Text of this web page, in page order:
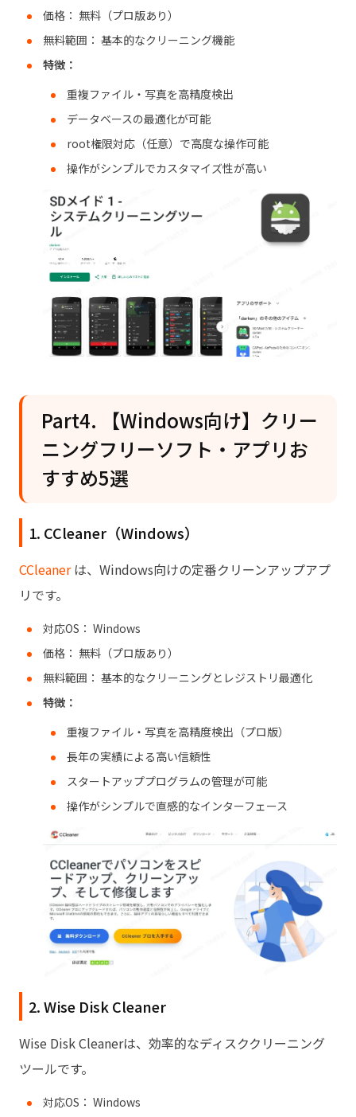
価格： 無料（プロ版あり）
無料範囲： 基本的なクリーニング機能
特徴：
重複ファイル・写真を高精度検出
データベースの最適化が可能
root権限対応（任意）で高度な操作可能
操作がシンプルでカスタマイズ性が高い
Part4. 【Windows向け】クリー
ニングフリーソフト・アプリお
すすめ5選
1. CCleaner（Windows）
CCleanerは、Windows向けの定番クリーンアップアプ
リです。
対応OS： Windows
価格： 無料（プロ版あり）
無料範囲： 基本的なクリーニングとレジストリ最適化
特徴：
重複ファイル・写真を高精度検出（プロ版）
長年の実績による高い信頼性
スタートアッププログラムの管理が可能
操作がシンプルで直感的なインターフェース
2. Wise Disk Cleaner
Wise Disk Cleanerは、効率的なディスククリーニング
ツールです。
対応OS： Windows